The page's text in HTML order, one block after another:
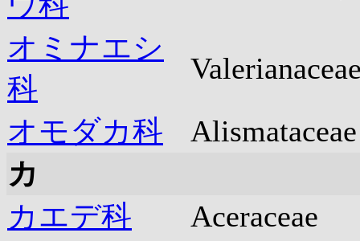
オミナエシ
科
オモダカ科
Alismataceae
カ
カエデ科
Aceraceae